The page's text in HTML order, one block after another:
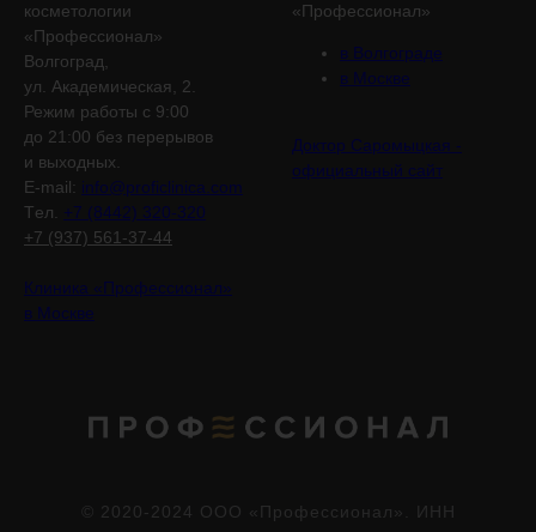
косметологии
«Профессионал»
Волгоград,
ул. Академическая, 2.
Режим работы с 9:00
до 21:00 без перерывов
и выходных.
E-mail: info@proficlinica.com
Tел. +7 (8442) 320-320
+7 (937) 561-37-44
Клиника «Профессионал»
в Москве
«Профессионал»
в Волгограде
в Москве
Доктор Саромыцкая -
официальный сайт
© 2020-2024 ООО «Профессионал». ИНН